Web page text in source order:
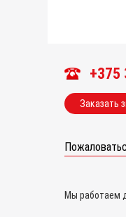
+375
Заказать
Мы работаем